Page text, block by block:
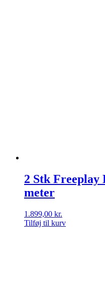
2 Stk Freeplay
meter
1.899,00 kr.
Tilføj til kurv